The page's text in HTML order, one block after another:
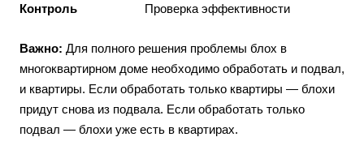
Контроль Проверка эффективности
Важно: Для полного решения проблемы блох в
многоквартирном доме необходимо обработать и подвал,
и квартиры. Если обработать только квартиры — блохи
придут снова из подвала. Если обработать только
подвал — блохи уже есть в квартирах.